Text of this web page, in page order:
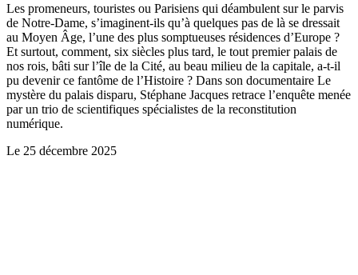
Les promeneurs, touristes ou Parisiens qui déambulent sur le parvis
de Notre-Dame, s’imaginent-ils qu’à quelques pas de là se dressait
au Moyen Âge, l’une des plus somptueuses résidences d’Europe ?
Et surtout, comment, six siècles plus tard, le tout premier palais de
nos rois, bâti sur l’île de la Cité, au beau milieu de la capitale, a-t-il
pu devenir ce fantôme de l’Histoire ? Dans son documentaire Le
mystère du palais disparu, Stéphane Jacques retrace l’enquête menée
par un trio de scientifiques spécialistes de la reconstitution
numérique.
Le 25 décembre 2025